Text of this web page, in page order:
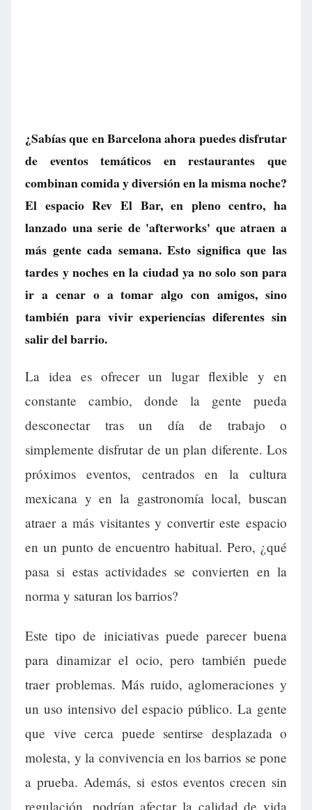
¿Sabías que en Barcelona ahora puedes disfrutar
de eventos temáticos en restaurantes que
combinan comida y diversión en la misma noche?
El espacio Rev El Bar, en pleno centro, ha
lanzado una serie de 'afterworks' que atraen a
más gente cada semana. Esto significa que las
tardes y noches en la ciudad ya no solo son para
ir a cenar o a tomar algo con amigos, sino
también para vivir experiencias diferentes sin
salir del barrio.
La idea es ofrecer un lugar flexible y en
constante cambio, donde la gente pueda
desconectar tras un día de trabajo o
simplemente disfrutar de un plan diferente. Los
próximos eventos, centrados en la cultura
mexicana y en la gastronomía local, buscan
atraer a más visitantes y convertir este espacio
en un punto de encuentro habitual. Pero, ¿qué
pasa si estas actividades se convierten en la
norma y saturan los barrios?
Este tipo de iniciativas puede parecer buena
para dinamizar el ocio, pero también puede
traer problemas. Más ruido, aglomeraciones y
un uso intensivo del espacio público. La gente
que vive cerca puede sentirse desplazada o
molesta, y la convivencia en los barrios se pone
a prueba. Además, si estos eventos crecen sin
regulación, podrían afectar la calidad de vida